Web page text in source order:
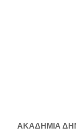
ΑΚΑΔΗΜΙΑ